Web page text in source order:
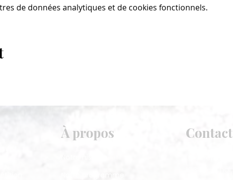
de données analytiques et de cookies fonctionnels.
À propos Contact